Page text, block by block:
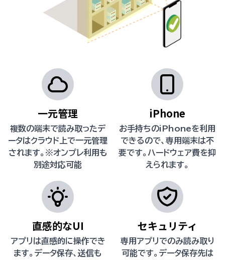
一元管理
複数の端末で読み取ったデ
ータはクラウド上で一元管理
されます。※オンプレ利用も
別途対応可能
iPhone
お手持ちのiPhoneを利用
できるので、専用端末は不
要です。ハードウェア費を抑
えられます。
直感的なUI
アプリは直感的に操作でき
ます。データ保存、送信も
セキュリティ
専用アプリでのみ読み取り
可能です。データ保存先は